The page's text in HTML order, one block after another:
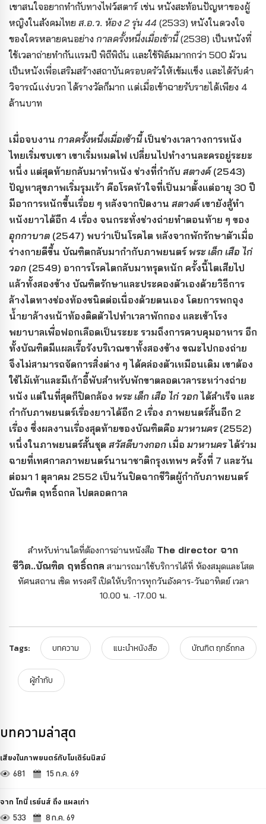
เขาสนใจอยากทำกับทางไฟว์สตาร์ เช่น หนังสะท้อนปัญหาของผู้
หญิงในสังคมไทย ส.อ.ว. ห้อง 2 รุ่น 44 (2533) หนังในดวงใจ
ของใครหลายคนอย่าง กาลครั้งหนึ่งเมื่อเช้านี้(2538) เป็นหนังที่
ใช้เวลาถ่ายทำกันแรมปี พิถีพิถัน และใช้ฟิล์มมากกว่า 500 ม้วน
เป็นหนังเพื่อเสริมสร้างสถาบันครอบครัวให้เข้มแข็ง และได้รับคำ
วิจารณ์แง่บวก ได้รางวัลก็มาก แต่เมื่อเข้าฉายรับรายได้เพียง 4
ล้านบาท
เมื่อจบงาน กาลครั้งหนึ่งเมื่อเช้านี้เป็นช่วงเวลาวงการหนัง
ไทยเริ่มซบเซา เขาเริ่มหมดไฟ เปลี่ยนไปทำงานละครอยู่ระยะ
หนึ่ง แต่สุดท้ายกลับมาทำหนัง ช่วงที่กำกับ สตางค์(2543)
ปัญหาสุขภาพเริ่มรุมเร้า คือโรคหัวใจที่เป็นมาตั้งแต่อายุ 30 ปี
มีอาการหนักขึ้นเรื่อย ๆ หลังจากปิดงาน สตางค์เขายังสู้ทำ
หนังยาวได้อีก 4 เรื่อง จนกระทั่งช่วงถ่ายทำตอนท้าย ๆ ของ
อุกกาบาต (2547) พบว่าเป็นโรคไต หลังจากพักรักษาตัวเมื่อ
ร่างกายดีขึ้น บัณฑิตกลับมากำกับภาพยนตร์ พระ เด็ก เสือ ไก่
วอก (2549) อาการโรคไตกลับมาทรุดหนัก ครั้งนี้ไตเสียไป
แล้วทั้งสองข้าง บัณฑิตรักษาและประคองตัวเองด้วยวิธีการ
ล้างไตทางช่องท้องชนิดต่อเนื่องด้วยตนเอง โดยการพกถุง
น้ำยาล้างหน้าท้องติดตัวไปทำเวลาพักกอง และเข้าโรง
พยาบาลเพื่อฟอกเลือดเป็นระยะ รวมถึงการควบคุมอาหาร อีก
ทั้งบัณฑิตมีแผลเรื้อรังบริเวณขาทั้งสองข้าง ขณะไปกองถ่าย
จึงไม่สามารถจัดการสิ่งต่าง ๆ ได้คล่องตัวเหมือนเดิม เขาต้อง
ใช้ไม้เท้าและมีเก้าอี้พับสำหรับพักขาตลอดเวลาระหว่างถ่าย
หนัง แต่ในที่สุดก็ปิดกล้อง พระ เด็ก เสือ ไก่ วอก ได้สำเร็จ และ
กำกับภาพยนตร์เรื่องยาวได้อีก 2 เรื่อง ภาพยนตร์สั้นอีก 2
เรื่อง ซึ่งผลงานเรื่องสุดท้ายของบัณฑิตคือ มาหานคร(2552)
หนึ่งในภาพยนตร์สั้นชุด สวัสดีบางกอก เมื่อ มาหานครได้ร่วม
ฉายที่เทศกาลภาพยนตร์นานาชาติกรุงเทพฯ ครั้งที่ 7 และวัน
ต่อมา 1 ตุลาคม 2552 เป็นวันปิดฉากชีวิตผู้กำกับภาพยนตร์
บัณฑิต ฤทธิ์ถกล ไปตลอดกาล
สำหรับท่านใดที่ต้องการอ่านหนังสือ The director ฉาก
ชีวิต..บัณฑิต ฤทธิ์ถกล สามารถมาใช้บริการได้ที่ ห้องสมุดและโสต
ทัศนสถาน เชิด ทรงศรี เปิดให้บริการทุกวันอังคาร-วันอาทิตย์ เวลา
10.00 น. -17.00 น.
Tags: บทความ แนะนำหนังสือ บัณฑิต ฤทธิ์ถกล
ผู้กำกับ
บทความล่าสุด
เสียงในภาพยนตร์กับโมเดิร์นนิสม์
681 15 ก.ค. 69
จาก โทนี่ เรย์นส์ ถึง แผลเก่า
533 8 ก.ค. 69